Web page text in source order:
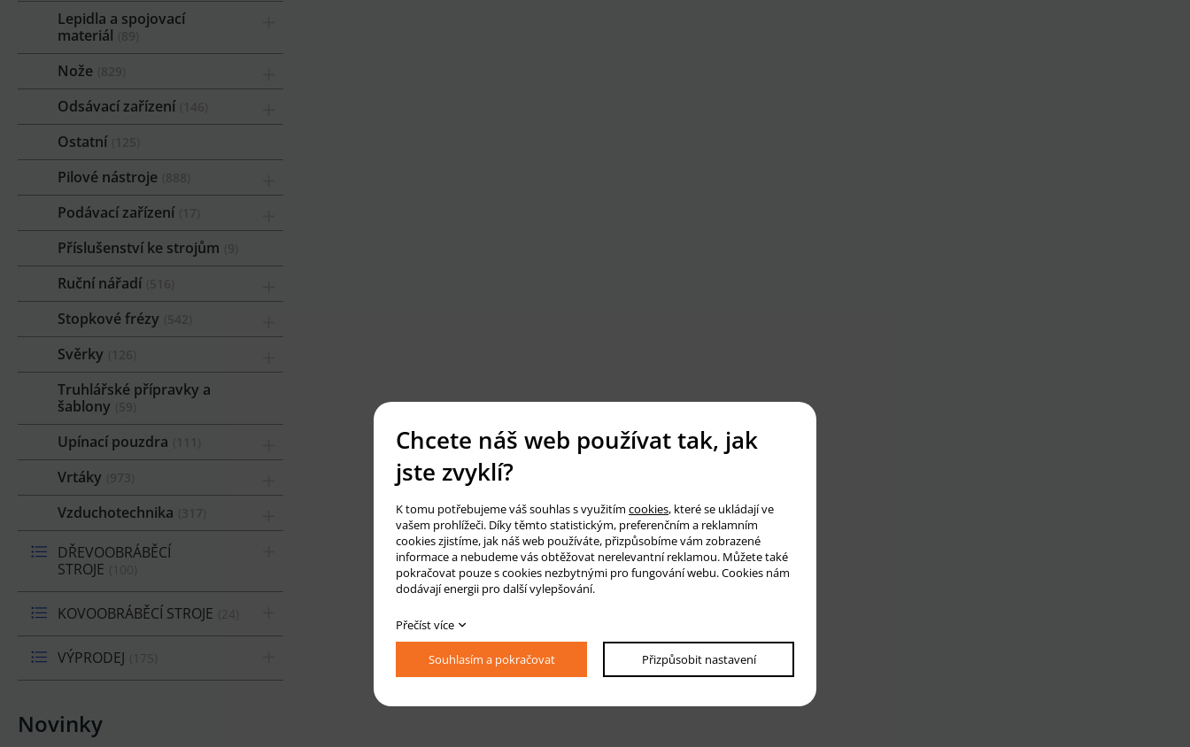
Lepidla a spojovací
materiál
Nože
Odsávací zařízení
Ostatní
Pilové nástroje
Podávací zařízení
Příslušenství ke strojům
Ruční nářadí
Stopkové frézy
Svěrky
Truhlářské přípravky a
šablony
Upínací pouzdra
Vrtáky
Vzduchotechnika
DŘEVOOBRÁBĚCÍ
STROJE
KOVOOBRÁBĚCÍ STROJE
VÝPRODEJ
Novinky
Chcete náš web používat tak, jak
jste zvyklí?
K tomu potřebujeme váš souhlas s využitím cookies, které se ukládají ve
vašem prohlížeči. Díky těmto statistickým, preferenčním a reklamním
cookies zjistíme, jak náš web používáte, přizpůsobíme vám zobrazené
informace a nebudeme vás obtěžovat nerelevantní reklamou. Můžete také
pokračovat pouze s cookies nezbytnými pro fungování webu. Cookies nám
dodávají energii pro další vylepšování.
Přečíst více
Souhlasím a pokračovat Přizpůsobit nastavení